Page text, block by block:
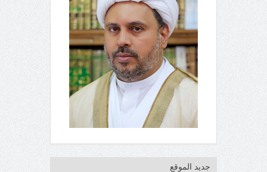
جديد الموقع